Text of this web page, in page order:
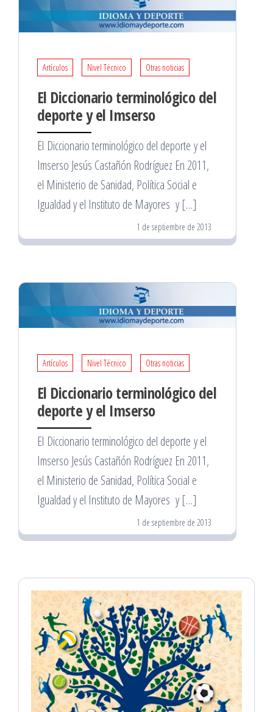
Artículos Nivel Técnico Otras noticias
El Diccionario terminológico del
deporte y el Imserso
El Diccionario terminológico del deporte y el
Imserso Jesús Castañón Rodríguez En 2011,
el Ministerio de Sanidad, Política Social e
Igualdad y el Instituto de Mayores y […]
1 de septiembre de 2013
Artículos Nivel Técnico Otras noticias
El Diccionario terminológico del
deporte y el Imserso
El Diccionario terminológico del deporte y el
Imserso Jesús Castañón Rodríguez En 2011,
el Ministerio de Sanidad, Política Social e
Igualdad y el Instituto de Mayores y […]
1 de septiembre de 2013